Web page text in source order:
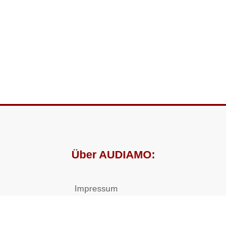
Über AUDIAMO:
Impressum